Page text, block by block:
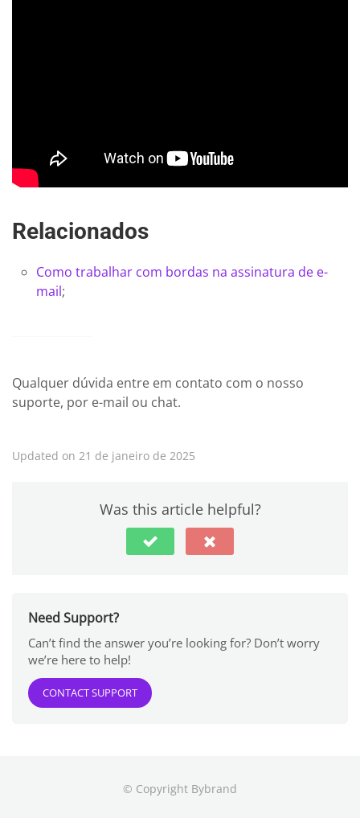
Relacionados
Como trabalhar com bordas na assinatura de e-
mail;
Qualquer dúvida entre em contato com o nosso
suporte, por e-mail ou chat.
Updated on 21 de janeiro de 2025
Was this article helpful?
Need Support?
Can’t find the answer you’re looking for? Don’t worry
we’re here to help!
CONTACT SUPPORT
© Copyright Bybrand